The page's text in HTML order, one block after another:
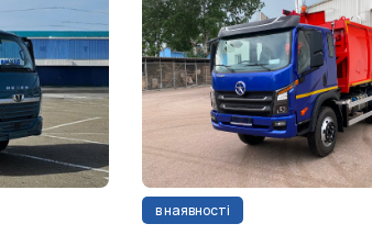
в наявності